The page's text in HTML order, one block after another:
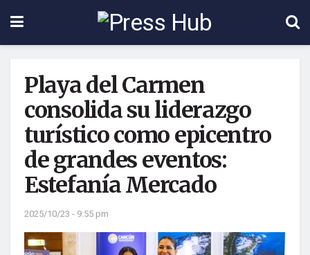
Playa del Carmen
consolida su liderazgo
turístico como epicentro
de grandes eventos:
Estefanía Mercado
2025/10/23 - 9:55 pm